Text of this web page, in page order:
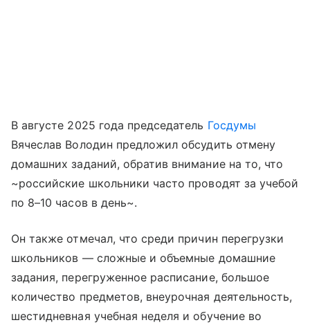
В августе 2025 года председатель Госдумы
Вячеслав Володин предложил обсудить отмену
домашних заданий, обратив внимание на то, что
~российские школьники часто проводят за учебой
по 8–10 часов в день~.
Он также отмечал, что среди причин перегрузки
школьников — сложные и объемные домашние
задания, перегруженное расписание, большое
количество предметов, внеурочная деятельность,
шестидневная учебная неделя и обучение во